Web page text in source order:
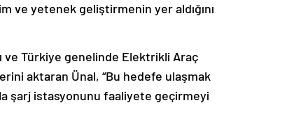
yetenek geliştirmenin yer aldığını
ve Türkiye genelinde Elektrikli Araç
aktaran Ünal, “Bu hedefe ulaşmak
şarj istasyonunu faaliyete geçirmeyi